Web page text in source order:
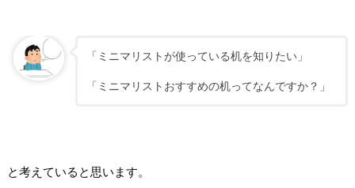
「ミニマリストが使っている机を知りたい」
「ミニマリストおすすめの机ってなんですか？」
と考えていると思います。